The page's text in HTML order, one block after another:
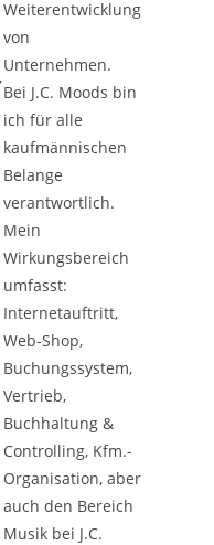
Weiterentwicklung
von
Unternehmen.
Bei J.C. Moods bin
ich für alle
kaufmännischen
Belange
verantwortlich.
Mein
Wirkungsbereich
umfasst:
Internetauftritt,
Web-Shop,
Buchungssystem,
Vertrieb,
Buchhaltung &
Controlling, Kfm.-
Organisation, aber
auch den Bereich
Musik bei J.C.